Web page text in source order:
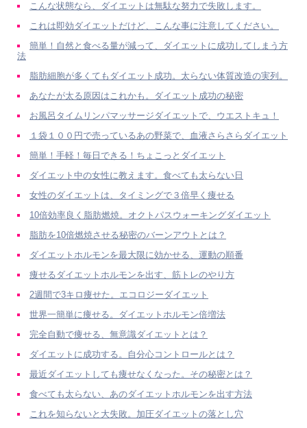
こんな状態なら、ダイエットは無駄な努力で失敗します。
これは即効ダイエットだけど、こんな事に注意してください。
簡単！自然と食べる量が減って、ダイエットに成功してしまう方
法
脂肪細胞が多くてもダイエット成功。太らない体質改造の実列。
あなたが太る原因はこれかも。ダイエット成功の秘密
お風呂タイムリンパマッサージダイエットで、ウエストキュ！
１袋１００円で売っているあの野菜で、血液さらさらダイエット
簡単！手軽！毎日できる！ちょこっとダイエット
ダイエット中の女性に教えます。食べても太らない日
女性のダイエットは、タイミングで３倍早く痩せる
10倍効率良く脂肪燃焼。オクトパスウォーキングダイエット
脂肪を10倍燃焼させる秘密のバーンアウトとは？
ダイエットホルモンを最大限に効かせる、運動の順番
痩せるダイエットホルモンを出す、筋トレのやり方
2週間で3キロ痩せた。エコロジーダイエット
世界一簡単に痩せる。ダイエットホルモン倍増法
完全自動で痩せる、無意識ダイエットとは？
ダイエットに成功する。自分心コントロールとは？
最近ダイエットしても痩せなくなった。その秘密とは？
食べても太らない、あのダイエットホルモンを出す方法
これを知らないと大失敗。加圧ダイエットの落とし穴